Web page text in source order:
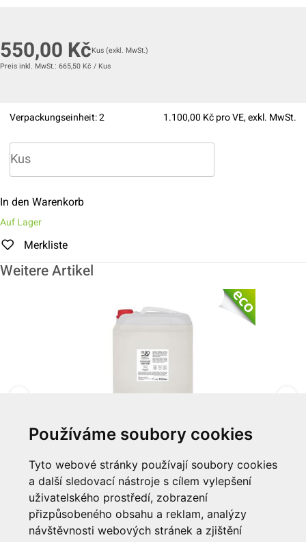
Používáme soubory cookies
Tyto webové stránky používají soubory cookies
a další sledovací nástroje s cílem vylepšení
uživatelského prostředí, zobrazení
přizpůsobeného obsahu a reklam, analýzy
návštěvnosti webových stránek a zjištění
550,00 KčKus (exkl. MwSt.)
Preis inkl. MwSt.: 665,50 Kč / Kus
Verpackungseinheit:2 1.100,00 Kč pro VE, exkl. MwSt.
In den Warenkorb
Auf Lager
Merkliste
Weitere Artikel
Tekuté mýdlo 10 L "ME WILD"
Zum Artikel
Informationen